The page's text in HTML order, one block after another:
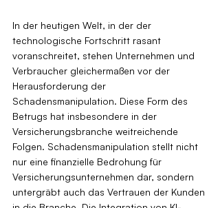
In der heutigen Welt, in der der
technologische Fortschritt rasant
voranschreitet, stehen Unternehmen und
Verbraucher gleichermaßen vor der
Herausforderung der
Schadensmanipulation. Diese Form des
Betrugs hat insbesondere in der
Versicherungsbranche weitreichende
Folgen. Schadensmanipulation stellt nicht
nur eine finanzielle Bedrohung für
Versicherungsunternehmen dar, sondern
untergräbt auch das Vertrauen der Kunden